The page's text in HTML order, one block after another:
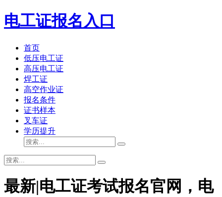
电工证报名入口
首页
低压电工证
高压电工证
焊工证
高空作业证
报名条件
证书样本
叉车证
学历提升
最新|电工证考试报名官网，电